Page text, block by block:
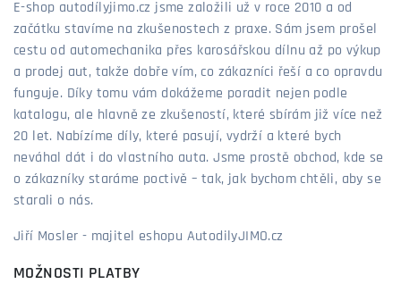
E-shop autodílyjimo.cz jsme založili už v roce 2010 a od
začátku stavíme na zkušenostech z praxe. Sám jsem prošel
cestu od automechanika přes karosářskou dílnu až po výkup
a prodej aut, takže dobře vím, co zákazníci řeší a co opravdu
funguje. Díky tomu vám dokážeme poradit nejen podle
katalogu, ale hlavně ze zkušeností, které sbírám již více než
20 let. Nabízíme díly, které pasují, vydrží a které bych
neváhal dát i do vlastního auta. Jsme prostě obchod, kde se
o zákazníky staráme poctivě – tak, jak bychom chtěli, aby se
starali o nás.
Jiří Mosler - majitel eshopu AutodilyJIMO.cz
MOŽNOSTI PLATBY